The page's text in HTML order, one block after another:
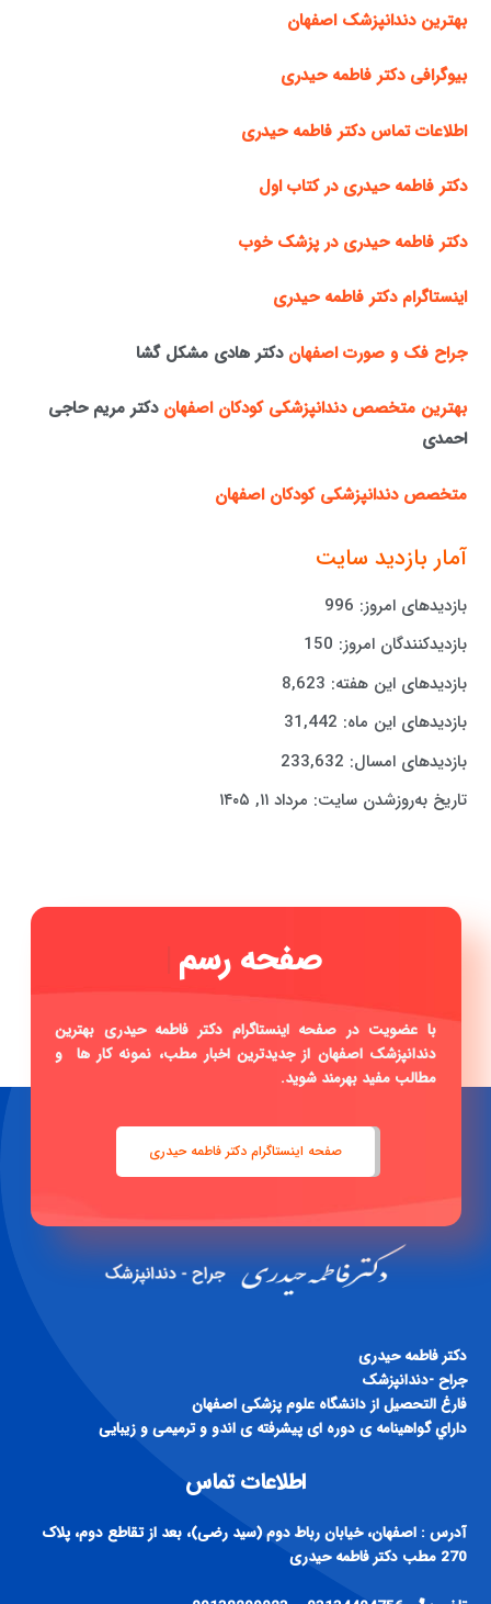
بهترین دندانپزشک اصفهان
بیوگرافی دکتر فاطمه حیدری
اطلاعات تماس دکتر فاطمه حیدری
دکتر فاطمه حیدری در کتاب اول
دکتر فاطمه حیدری در پزشک خوب
اینستاگرام دکتر فاطمه حیدری
جراح فک و صورت اصفهان دکتر هادی مشکل گشا
بهترین متخصص دندانپزشکی کودکان اصفهان دکتر مریم حاجی
احمدی
متخصص دندانپزشکی کودکان اصفهان
آمار بازدید سایت
بازدیدهای امروز: 996
بازدیدکنندگان امروز: 150
بازدیدهای این هفته: 8,623
بازدیدهای این ماه: 31,442
بازدیدهای امسال: 233,632
تاریخ به‌روزشدن سایت: مرداد ۱۱, ۱۴۰۵
|
با عضویت در صفحه اینستاگرام دکتر فاطمه حیدری بهترین
دندانپزشک اصفهان از جدیدترین اخبار مطب، نمونه کار ها و
مطالب مفید بهرمند شوید.
صفحه اینستاگرام دکتر فاطمه حیدری
دكتر فاطمه حيدری
جراح -دندانپزشک
فارغ التحصيل از دانشگاه علوم پزشكی اصفهان
داراي گواهينامه ی دوره ای پيشرفته ی اندو و ترميمی و زيبايی
اطلاعات تماس
آدرس : اصفهان، خیابان رباط دوم (سید رضی)، بعد از تقاطع دوم، پلاک
270 مطب دکتر فاطمه حیدری